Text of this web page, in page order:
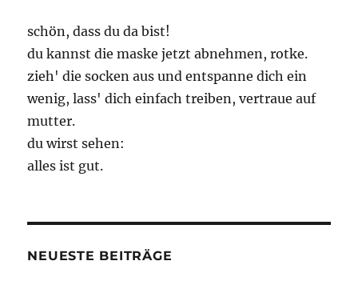
schön, dass du da bist!
du kannst die maske jetzt abnehmen, rotke.
zieh' die socken aus und entspanne dich ein
wenig, lass' dich einfach treiben, vertraue auf
mutter.
du wirst sehen:
alles ist gut.
NEUESTE BEITRÄGE